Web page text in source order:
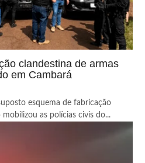
clandestina de armas
em Cambará
esquema de fabricação
as polícias civis do...